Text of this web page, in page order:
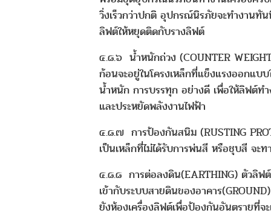
วิ่งเร็วกว่าปกติ อุปกรณ์นิรภัยจะทำงานทั
ลิฟต์ให้หยุดติดกับรางลิฟต์
๔.๘.๖ น้ำหนักถ่วง (COUNTER
ก้อนจะอยู่ในโครงเหล็กที่แข็งแรงออกแบ
น้ำหนัก การบรรทุก อย่างดี เพื่อให้ลิฟต์ท
และประหยัดพลังงานไฟฟ้า
๔.๘.๗ การป้องกันสนิม (RUSTING
เป็นเหล็กที่ไม่ได้รับการพ่นสี หรือชุบสี จะ
๔.๘.๘ การต่อลงดิน(EARTHING) ตัวลิฟ
เข้ากับระบบสายดินของอาคาร
ยังห้องเครื่องลิฟต์เพื่อป้องกันอันตรายที่จ